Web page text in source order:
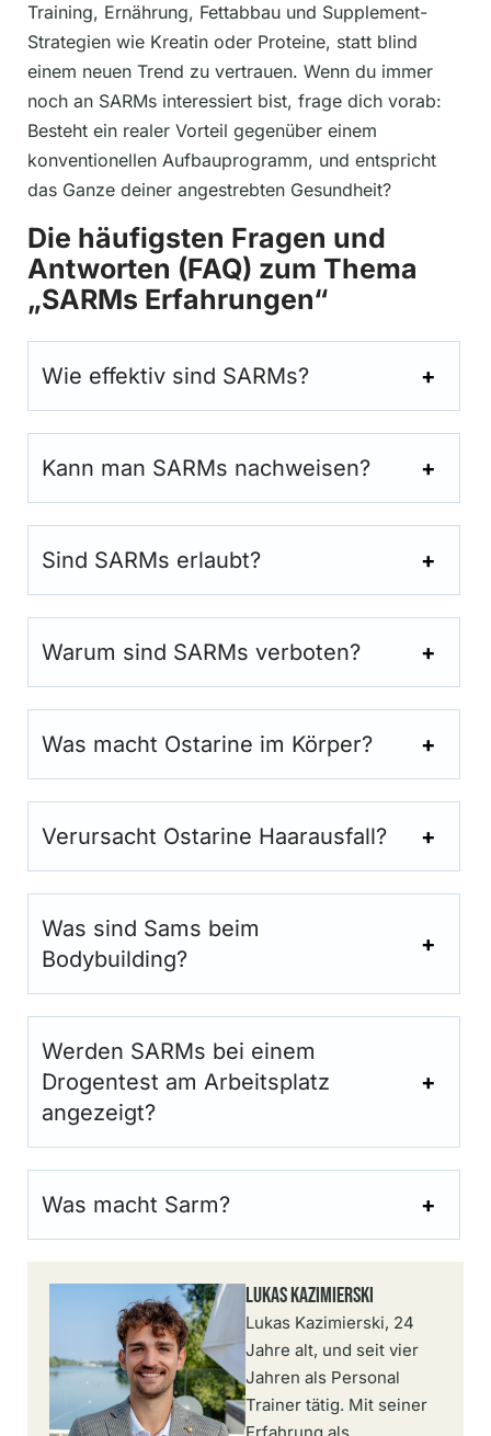
Training, Ernährung, Fettabbau und Supplement-
Strategien wie Kreatin oder Proteine, statt blind
einem neuen Trend zu vertrauen. Wenn du immer
noch an SARMs interessiert bist, frage dich vorab:
Besteht ein realer Vorteil gegenüber einem
konventionellen Aufbauprogramm, und entspricht
das Ganze deiner angestrebten Gesundheit?
Die häufigsten Fragen und
Antworten (FAQ) zum Thema
„SARMs Erfahrungen“
Wie effektiv sind SARMs?
Kann man SARMs nachweisen?
Sind SARMs erlaubt?
Warum sind SARMs verboten?
Was macht Ostarine im Körper?
Verursacht Ostarine Haarausfall?
Was sind Sams beim
Bodybuilding?
Werden SARMs bei einem
Drogentest am Arbeitsplatz
angezeigt?
Was macht Sarm?
Lukas Kazimierski
Lukas Kazimierski, 24
Jahre alt, und seit vier
Jahren als Personal
Trainer tätig. Mit seiner